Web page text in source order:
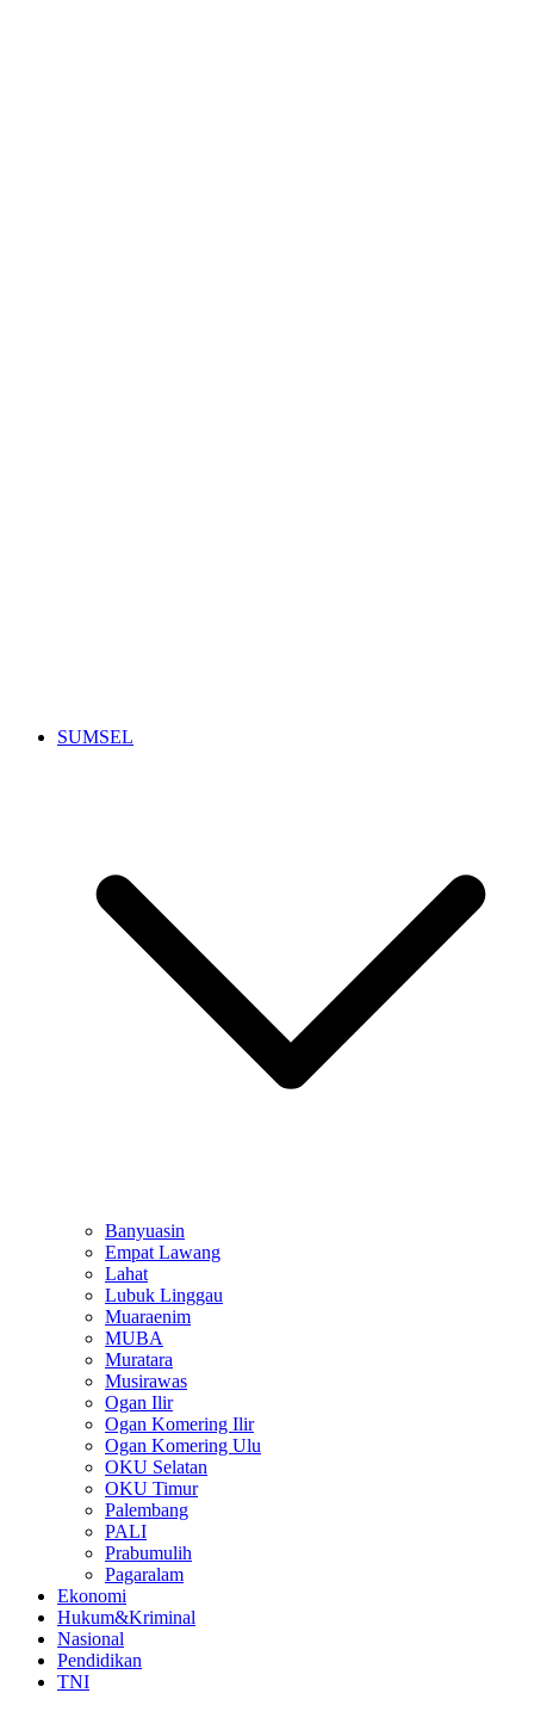
SUMSEL
Banyuasin
Empat Lawang
Lahat
Lubuk Linggau
Muaraenim
MUBA
Muratara
Musirawas
Ogan Ilir
Ogan Komering Ilir
Ogan Komering Ulu
OKU Selatan
OKU Timur
Palembang
PALI
Prabumulih
Pagaralam
Ekonomi
Hukum&Kriminal
Nasional
Pendidikan
TNI